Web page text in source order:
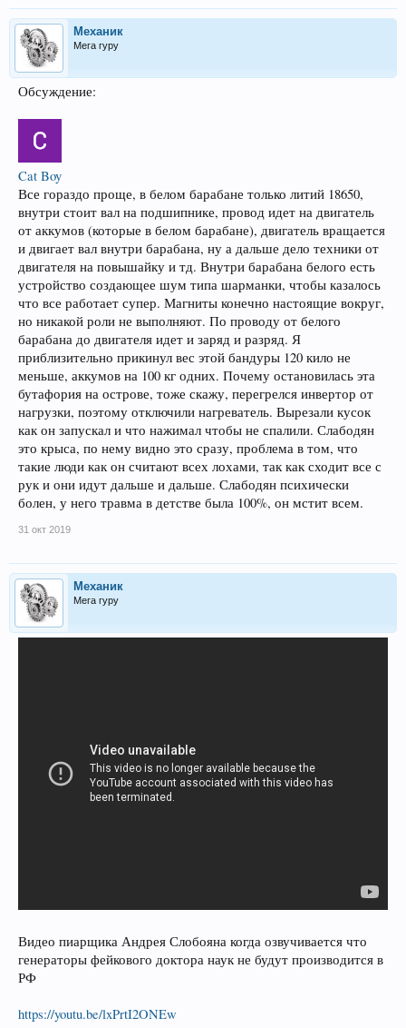
Механик
Мега гуру
Обсуждение:
Cat Boy
Все гораздо проще, в белом барабане только литий 18650,
внутри стоит вал на подшипнике, провод идет на двигатель
от аккумов (которые в белом барабане), двигатель вращается
и двигает вал внутри барабана, ну а дальше дело техники от
двигателя на повышайку и тд. Внутри барабана белого есть
устройство создающее шум типа шарманки, чтобы казалось
что все работает супер. Магниты конечно настоящие вокруг,
но никакой роли не выполняют. По проводу от белого
барабана до двигателя идет и заряд и разряд. Я
приблизительно прикинул вес этой бандуры 120 кило не
меньше, аккумов на 100 кг одних. Почему остановилась эта
бутафория на острове, тоже скажу, перегрелся инвертор от
нагрузки, поэтому отключили нагреватель. Вырезали кусок
как он запускал и что нажимал чтобы не спалили. Слабодян
это крыса, по нему видно это сразу, проблема в том, что
такие люди как он считают всех лохами, так как сходит все с
рук и они идут дальше и дальше. Слабодян психически
болен, у него травма в детстве была 100%, он мстит всем.
31 окт 2019
Механик
Мега гуру
Видео пиарщика Андрея Слобояна когда озвучивается что
генераторы фейкового доктора наук не будут производится в
РФ
https://youtu.be/lxPrtI2ONEw